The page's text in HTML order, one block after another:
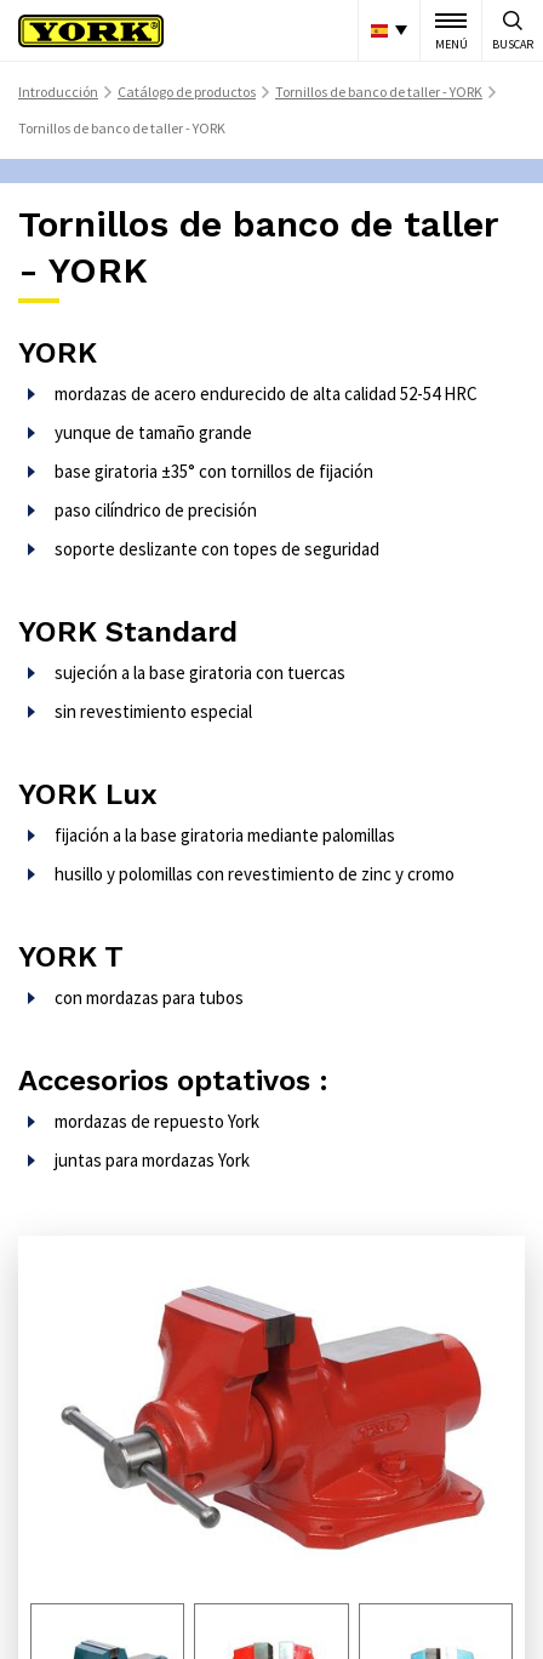
MENÚ BUSCAR
Introducción >Catálogo de productos >Tornillos de banco de taller - YORK
Tornillos de banco de taller - YORK
Tornillos de banco de taller
- YORK
YORK
mordazas de acero endurecido de alta calidad 52-54 HRC
yunque de tamaño grande
base giratoria ±35° con tornillos de fijación
paso cilíndrico de precisión
soporte deslizante con topes de seguridad
YORK Standard
sujeción a la base giratoria con tuercas
sin revestimiento especial
YORK Lux
fijación a la base giratoria mediante palomillas
husillo y polomillas con revestimiento de zinc y cromo
YORK T
con mordazas para tubos
Accesorios optativos :
mordazas de repuesto York
juntas para mordazas York